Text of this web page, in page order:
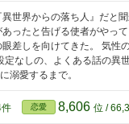
世界からの落ち人』だと
ったと告げる使者がやっ
差しを向けてきた。 気性
なしの、よくある話の異
溺愛するまで。
恋愛 8,606 位 /